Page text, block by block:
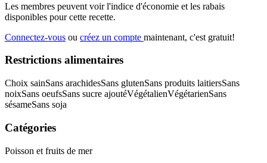
Les membres peuvent voir l'indice d'économie et les rabais
disponibles pour cette recette.
Connectez-vous ou créez un compte maintenant, c'est gratuit!
Restrictions alimentaires
Choix sainSans arachidesSans glutenSans produits laitiersSans
noixSans oeufsSans sucre ajoutéVégétalienVégétarienSans
sésameSans soja
Catégories
Poisson et fruits de mer